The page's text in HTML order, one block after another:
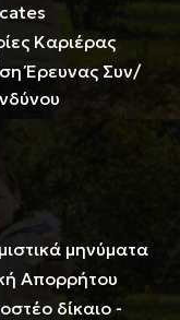
Καριέρας
Έρευνας Συν/
ευθύνης
μηνύματα
Απορρήτου
δίκαιο -